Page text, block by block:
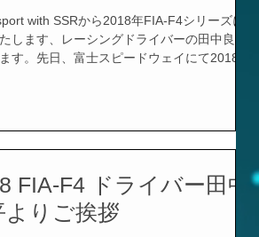
with SSRから2018年FIA-F4シリーズに
します、レーシングドライバーの田中良平
す。先日、富士スピードウェイにて2018年
FIA-F4 ドライバー田中
よりご挨拶